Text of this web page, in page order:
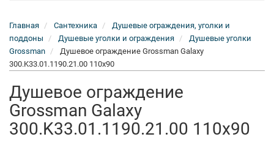
Главная Сантехника
Душевые ограждения, уголки и
поддоны
Душевые уголки и ограждения
Душевые уголки
Grossman
Душевое ограждение Grossman Galaxy
300.K33.01.1190.21.00 110x90
Душевое ограждение
Grossman Galaxy
300.K33.01.1190.21.00 110x90